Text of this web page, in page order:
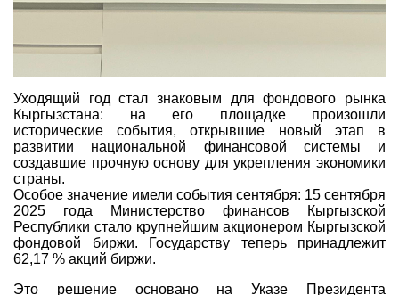
Уходящий год стал знаковым для фондового рынка
Кыргызстана: на его площадке произошли
исторические события, открывшие новый этап в
развитии национальной финансовой системы и
создавшие прочную основу для укрепления экономики
страны.
Особое значение имели события сентября: 15 сентября
2025 года Министерство финансов Кыргызской
Республики стало крупнейшим акционером Кыргызской
фондовой биржи. Государству теперь принадлежит
62,17 % акций биржи.
Это решение основано на Указе Президента